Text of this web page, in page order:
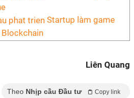
Startup làm game
Liên Quang
Theo Nhịp cầu Đầu tư Copy link